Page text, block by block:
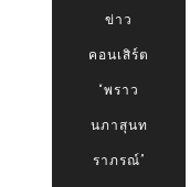
ข่าว
คอนเสิร์ต
“พราว
นภาสุนท
ราภรณ์”